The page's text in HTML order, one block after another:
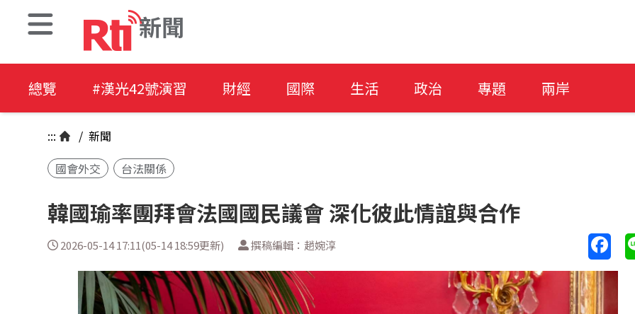
新聞
總覽 #漢光42號演習 財經 國際 生活 政治 專題 兩岸
::: / 新聞
國會外交
台法關係
韓國瑜率團拜會法國國民議會 深化彼此情誼與合作
2026-05-14 17:11(05-14 18:59更新) 撰稿編輯：趙婉淳